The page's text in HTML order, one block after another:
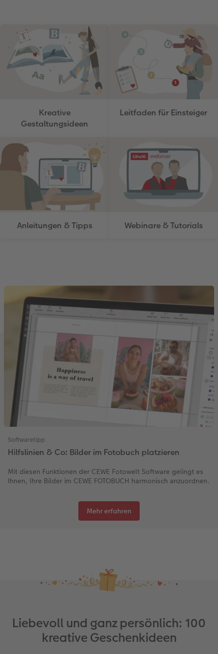
Kreative
Gestaltungsideen
Leitfaden für Einsteiger
Anleitungen & Tipps Webinare & Tutorials
Softwaretipp
Hilfslinien & Co: Bilder im Fotobuch platzieren
Mit diesen Funktionen der CEWE Fotowelt Software gelingt es
Ihnen, Ihre Bilder im CEWE FOTOBUCH harmonisch anzuordnen.
Mehr erfahren
Liebevoll und ganz persönlich: 100
kreative Geschenkideen